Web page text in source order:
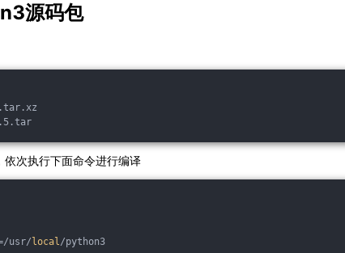
源码包
依次执行下面命令进行编译
usr/ local/python3